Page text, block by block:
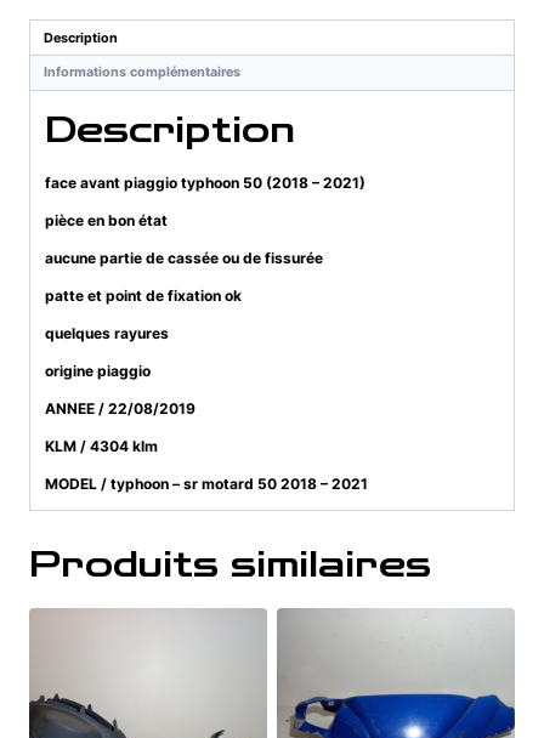
Description
Informations complémentaires
Description
face avant piaggio typhoon 50 (2018 – 2021)
pièce en bon état
aucune partie de cassée ou de fissurée
patte et point de fixation ok
quelques rayures
origine piaggio
ANNEE / 22/08/2019
KLM / 4304 klm
MODEL / typhoon – sr motard 50 2018 – 2021
Produits similaires